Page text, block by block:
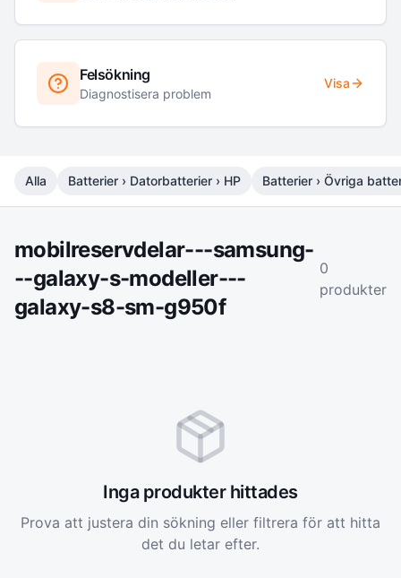
Felsökning
Diagnostisera problem
Visa
Alla Batterier › Datorbatterier › HP Batterier › Övriga
mobilreservdelar---samsung-
--galaxy-s-modeller---
galaxy-s8-sm-g950f
0
produkter
Inga produkter hittades
Prova att justera din sökning eller filtrera för att hitta
det du letar efter.